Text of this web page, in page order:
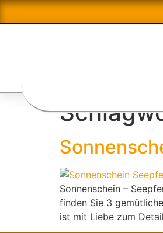
Sonnenschein –
finden Sie 3
ist mit Liebe zum